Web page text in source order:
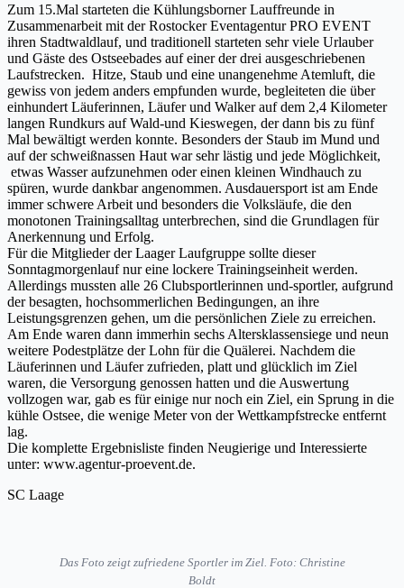
Zum 15.Mal starteten die Kühlungsborner Lauffreunde in
Zusammenarbeit mit der Rostocker Eventagentur PRO EVENT
ihren Stadtwaldlauf, und traditionell starteten sehr viele Urlauber
und Gäste des Ostseebades auf einer der drei ausgeschriebenen
Laufstrecken. Hitze, Staub und eine unangenehme Atemluft, die
gewiss von jedem anders empfunden wurde, begleiteten die über
einhundert Läuferinnen, Läufer und Walker auf dem 2,4 Kilometer
langen Rundkurs auf Wald-und Kieswegen, der dann bis zu fünf
Mal bewältigt werden konnte. Besonders der Staub im Mund und
auf der schweißnassen Haut war sehr lästig und jede Möglichkeit,
etwas Wasser aufzunehmen oder einen kleinen Windhauch zu
spüren, wurde dankbar angenommen. Ausdauersport ist am Ende
immer schwere Arbeit und besonders die Volksläufe, die den
monotonen Trainingsalltag unterbrechen, sind die Grundlagen für
Anerkennung und Erfolg.
Für die Mitglieder der Laager Laufgruppe sollte dieser
Sonntagmorgenlauf nur eine lockere Trainingseinheit werden.
Allerdings mussten alle 26 Clubsportlerinnen und-sportler, aufgrund
der besagten, hochsommerlichen Bedingungen, an ihre
Leistungsgrenzen gehen, um die persönlichen Ziele zu erreichen.
Am Ende waren dann immerhin sechs Altersklassensiege und neun
weitere Podestplätze der Lohn für die Quälerei. Nachdem die
Läuferinnen und Läufer zufrieden, platt und glücklich im Ziel
waren, die Versorgung genossen hatten und die Auswertung
vollzogen war, gab es für einige nur noch ein Ziel, ein Sprung in die
kühle Ostsee, die wenige Meter von der Wettkampfstrecke entfernt
lag.
Die komplette Ergebnisliste finden Neugierige und Interessierte
unter: www.agentur-proevent.de.
SC Laage
Das Foto zeigt zufriedene Sportler im Ziel. Foto: Christine
Boldt